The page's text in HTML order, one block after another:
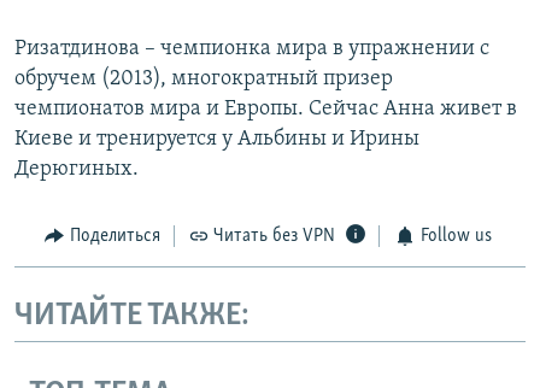
Ризатдинова – чемпионка мира в упражнении с
обручем (2013), многократный призер
чемпионатов мира и Европы. Сейчас Анна живет в
Киеве и тренируется у Альбины и Ирины
Дерюгиных.
Поделиться Читать без VPN Follow us
ЧИТАЙТЕ ТАКЖЕ: